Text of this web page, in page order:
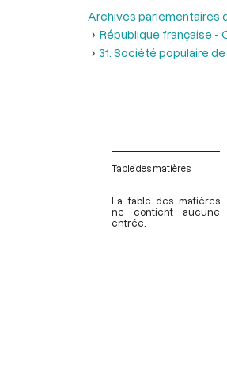
Archives parlementaires
République française -
31. Société populaire
Table des matières
La table des matières
ne contient aucune
entrée.